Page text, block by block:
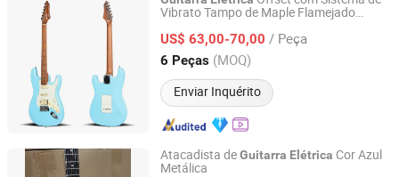
Vibrato Tampo de Maple Flamejado
US$ 63,00-70,00 / Peça
6 Peças (MOQ)
Enviar Inquérito
Guangzhou Huayi Musical Instruments Co., Ltd.
Guangdong, China Desde 2024
Atacadista deGuitarra Elétrica Cor Azul
Metálica